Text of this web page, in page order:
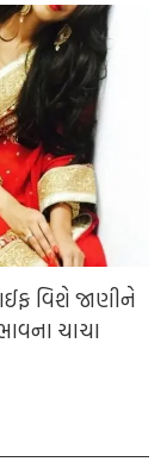
વિશે જાણીને
ચાચા